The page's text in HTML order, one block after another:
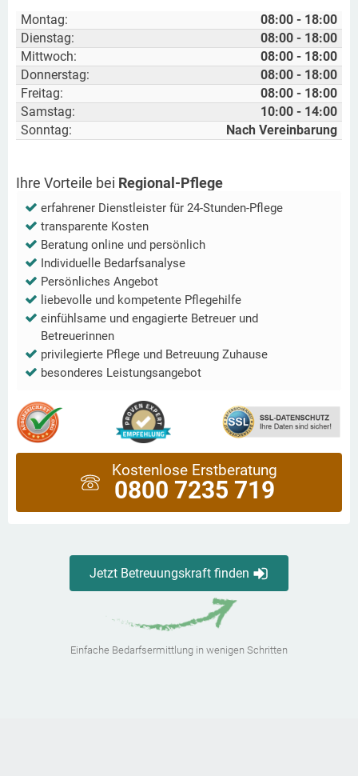
Montag:
08:00 - 18:00
Dienstag:
08:00 - 18:00
Mittwoch:
08:00 - 18:00
Donnerstag:
08:00 - 18:00
Freitag:
08:00 - 18:00
Samstag:
10:00 - 14:00
Sonntag:
Nach Vereinbarung
Ihre Vorteile bei Regional-Pflege
erfahrener Dienstleister für 24-Stunden-Pflege
transparente Kosten
Beratung online und persönlich
Individuelle Bedarfsanalyse
Persönliches Angebot
liebevolle und kompetente Pflegehilfe
einfühlsame und engagierte Betreuer und
Betreuerinnen
privilegierte Pflege und Betreuung Zuhause
besonderes Leistungsangebot
Kostenlose Erstberatung
0800 7235 719
Jetzt Betreuungskraft finden
Einfache Bedarfsermittlung in wenigen Schritten